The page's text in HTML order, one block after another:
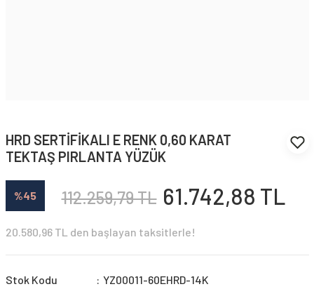
HRD SERTİFİKALI E RENK 0,60 KARAT
TEKTAŞ PIRLANTA YÜZÜK
%45 112.259,79 TL 61.742,88 TL
20.580,96 TL den başlayan taksitlerle!
Stok Kodu
YZ00011-60EHRD-14K